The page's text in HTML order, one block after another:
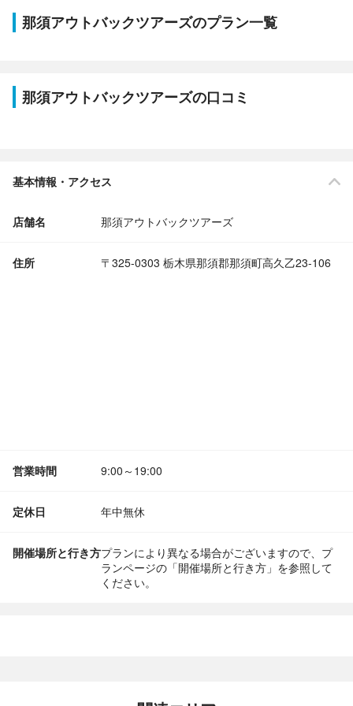
那須アウトバックツアーズのプラン一覧
那須アウトバックツアーズの口コミ
基本情報・アクセス
店舗名 那須アウトバックツアーズ
住所 〒325-0303 栃木県那須郡那須町高久乙23-106
営業時間 9:00～19:00
定休日 年中無休
開催場所と行き方プランにより異なる場合がございますので、プ
ランページの「開催場所と行き方」を参照して
ください。